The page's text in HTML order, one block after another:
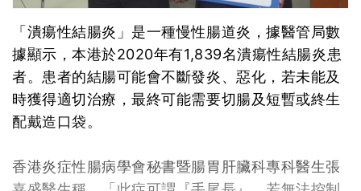
「潰瘍性結腸炎」是一種慢性腸道炎，據醫管局數
據顯示，本港於2020年有1,839名潰瘍性結腸炎患
者。患者的結腸可能會不斷發炎、惡化，若未能及
時獲得適切治療，最終可能需要切腸及短暫或終生
配戴造口袋。
香港炎症性腸病學會秘書暨腸胃肝臟科專科醫生張